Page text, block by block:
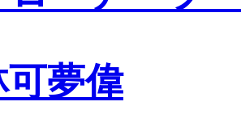
可夢偉